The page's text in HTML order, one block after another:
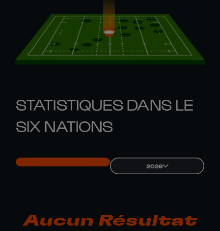
STATISTIQUES DANS LE
SIX NATIONS
2026
Aucun Résultat